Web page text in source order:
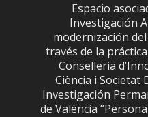
Espacio
Investigación
modernización
través de la
Conselleria
Ciència i Societat
Investigación
de València